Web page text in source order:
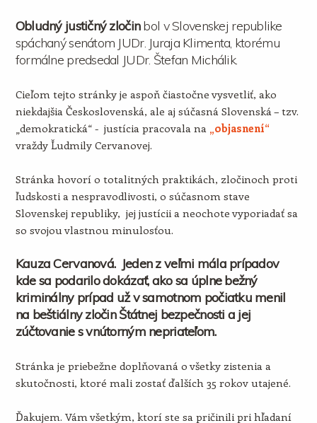
Obludný justičný zločinbol v Slovenskej republike
spáchaný senátom JUDr. Juraja Klimenta, ktorému
formálne predsedal JUDr. Štefan Michálik.
Cieľom tejto stránky je aspoň čiastočne vysvetliť, ako
niekdajšia Československá, ale aj súčasná Slovenská – tzv.
„demokratická“ - justícia pracovala na „objasnení“
vraždy Ľudmily Cervanovej.
Stránka hovorí o totalitných praktikách, zločinoch proti
ľudskosti a nespravodlivosti, o súčasnom stave
Slovenskej republiky, jej justícii a neochote vyporiadať sa
so svojou vlastnou minulosťou.
Kauza Cervanová. Jeden z veľmi mála prípadov
kde sa podarilo dokázať, ako sa úplne bežný
kriminálny prípad už v samotnom počiatku menil
na beštiálny zločin Štátnej bezpečnosti a jej
zúčtovanie s vnútorným nepriateľom.
Stránka je priebežne doplňovaná o všetky zistenia a
skutočnosti, ktoré mali zostať ďalších 35 rokov utajené.
Ďakujem. Vám všetkým, ktorí ste sa pričinili pri hľadaní